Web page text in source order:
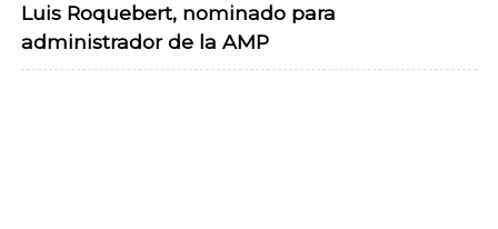
Luis Roquebert, nominado para
administrador de la AMP